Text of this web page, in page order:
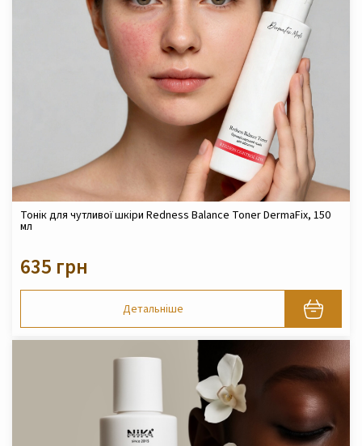
Тонік для чутливої шкіри Redness Balance Toner DermaFix, 150
мл
635 грн
Детальніше